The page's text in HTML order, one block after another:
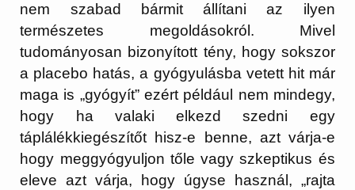
nem szabad bármit állítani az ilyen
természetes megoldásokról. Mivel
tudományosan bizonyított tény, hogy sokszor
a placebo hatás, a gyógyulásba vetett hit már
maga is „gyógyít” ezért például nem mindegy,
hogy ha valaki elkezd szedni egy
táplálékkiegészítőt hisz-e benne, azt várja-e
hogy meggyógyuljon tőle vagy szkeptikus és
eleve azt várja, hogy úgyse használ, „rajta